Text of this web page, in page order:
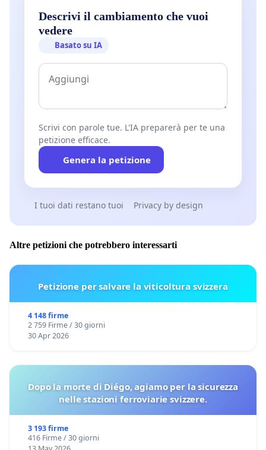
Descrivi il cambiamento che vuoi
vedere
Basato su IA
Scrivi con parole tue. L'IA preparerà per te una
petizione efficace.
Genera la petizione
I tuoi dati restano tuoi Privacy by design
Altre petizioni che potrebbero interessarti
Petizione per salvare la viticoltura svizzera
4 148 firme
2 759 Firme / 30 giorni
30 Apr 2026
Dopo la morte di Diégo, agiamo per la sicurezza
nelle stazioni ferroviarie svizzere.
3 193 firme
416 Firme / 30 giorni